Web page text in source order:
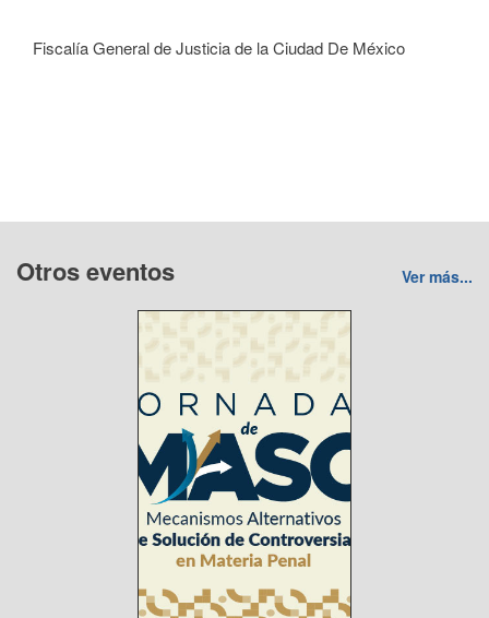
Fiscalía General de Justicia de la Ciudad De México
Otros eventos Ver más...